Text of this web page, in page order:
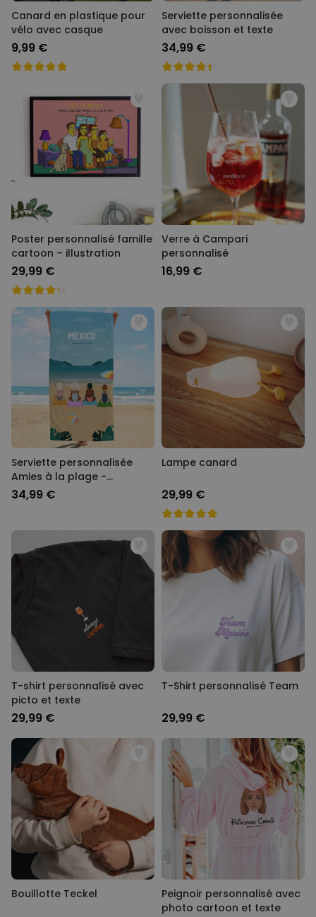
Canard en plastique pour
vélo avec casque
9,99 €
Serviette personnalisée
avec boisson et texte
34,99 €
Poster personnalisé famille
cartoon – illustration
29,99 €
Verre à Campari
personnalisé
16,99 €
Serviette personnalisée
Amies à la plage -
Illustration
34,99 €
Lampe canard
29,99 €
T-shirt personnalisé avec
picto et texte
29,99 €
T-Shirt personnalisé Team
29,99 €
Bouillotte Teckel
Peignoir personnalisé avec
photo cartoon et texte